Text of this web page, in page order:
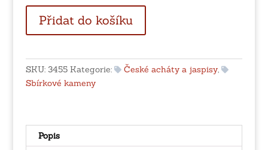
lom
Doubravicích
množství
Přidat do košíku
SKU: 3455 Kategorie: České acháty a jaspisy,
Sbírkové kameny
Popis